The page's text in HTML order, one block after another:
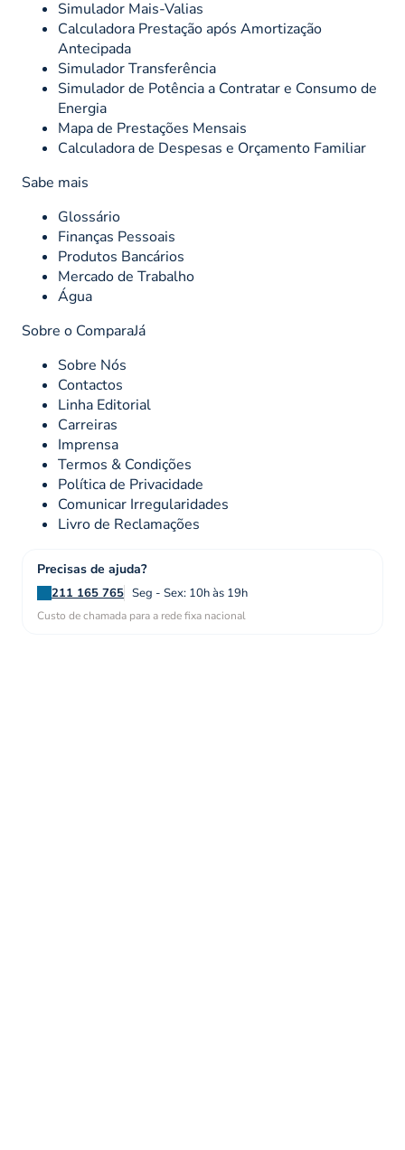
Simulador Mais-Valias
Calculadora Prestação após Amortização
Antecipada
Simulador Transferência
Simulador de Potência a Contratar e Consumo de
Energia
Mapa de Prestações Mensais
Calculadora de Despesas e Orçamento Familiar
Sabe mais
Glossário
Finanças Pessoais
Produtos Bancários
Mercado de Trabalho
Água
Sobre o ComparaJá
Sobre Nós
Contactos
Linha Editorial
Carreiras
Imprensa
Termos & Condições
Política de Privacidade
Comunicar Irregularidades
Livro de Reclamações
Precisas de ajuda?
211 165 765 Seg - Sex: 10h às 19h
Custo de chamada para a rede fixa nacional